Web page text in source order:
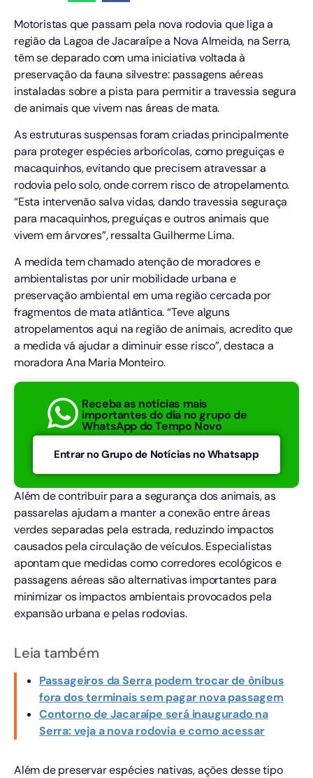
Motoristas que passam pela nova rodovia que liga a
região da Lagoa de Jacaraípe a Nova Almeida, na Serra,
têm se deparado com uma iniciativa voltada à
preservação da fauna silvestre: passagens aéreas
instaladas sobre a pista para permitir a travessia segura
de animais que vivem nas áreas de mata.
As estruturas suspensas foram criadas principalmente
para proteger espécies arborícolas, como preguiças e
macaquinhos, evitando que precisem atravessar a
rodovia pelo solo, onde correm risco de atropelamento.
“Esta intervenão salva vidas, dando travessia seguraça
para macaquinhos, preguiças e outros animais que
vivem em árvores”, ressalta Guilherme Lima.
A medida tem chamado atenção de moradores e
ambientalistas por unir mobilidade urbana e
preservação ambiental em uma região cercada por
fragmentos de mata atlântica. “Teve alguns
atropelamentos aqui na região de animais, acredito que
a medida vá ajudar a diminuir esse risco”, destaca a
moradora Ana Maria Monteiro.
Receba as notícias mais
importantes do dia no grupo de
WhatsApp do Tempo Novo
Entrar no Grupo de Notícias no Whatsapp
Além de contribuir para a segurança dos animais, as
passarelas ajudam a manter a conexão entre áreas
verdes separadas pela estrada, reduzindo impactos
causados pela circulação de veículos. Especialistas
apontam que medidas como corredores ecológicos e
passagens aéreas são alternativas importantes para
minimizar os impactos ambientais provocados pela
expansão urbana e pelas rodovias.
Leia também
Passageiros da Serra podem trocar de ônibus
fora dos terminais sem pagar nova passagem
Contorno de Jacaraípe será inaugurado na
Serra: veja a nova rodovia e como acessar
Além de preservar espécies nativas, ações desse tipo